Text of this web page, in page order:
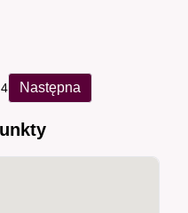
4 Następna